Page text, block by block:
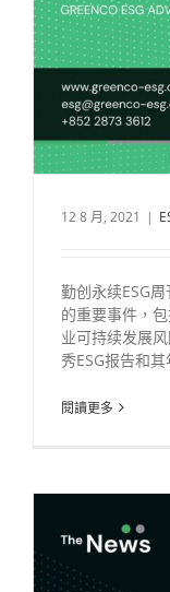
12 8 月, 2021 |
勤创永续ESG
的重要事件，
业可持续发展
秀ESG报告和
閱讀更多